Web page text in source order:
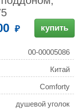
купить
00-00005086
Китай
Comforty
душевой уголок